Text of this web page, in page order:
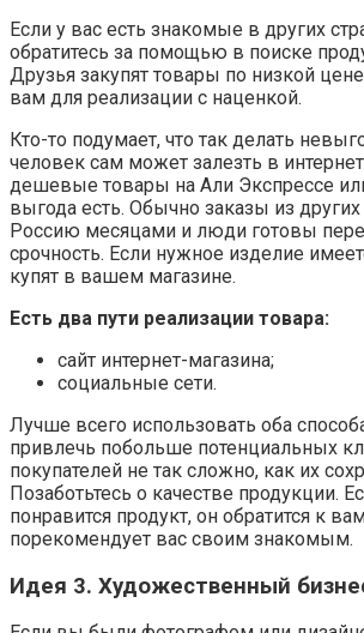
Если у вас есть знакомые в других
обратитесь за помощью в поиске
Друзья закупят товары по низкой
вам для реализации с наценкой.
Кто-то подумает, что так делать
человек сам может залезть в
дешевые товары на Али Экспрессе
выгода есть. Обычно заказы из других
Россию месяцами и люди готовы
срочность. Если нужное изделие
купят в вашем магазине.
Есть два пути реализации товара:
сайт интернет-магазина;
социальные сети.
Лучше всего использовать оба
привлечь побольше потенциальных
покупателей не так сложно, как их
Позаботьтесь о качестве продукции.
понравится продукт, он обратится к
порекомендует вас своим знакомым.
Идея 3. Художественный